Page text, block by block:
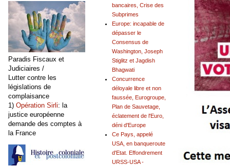
bancaires, Crise des
Subprimes
Europe: incapable de
dépasser le
Consensus de
Washington, Joseph
Stiglitz et Jagdish
Bhagwati
Concurrence
déloyale libre et non
faussée, Eurogroupe,
Plan de Sauvetage,
éclatement de l'Euro,
déni d'Europe
Ce Pays, appelé
USA, en banqueroute
d'Etat. Effondrement
URSS-USA -
Paradis Fiscaux et
Judiciaires /
Lutter contre les
législations de
complaisance
1) Opération Sirli: la
justice européenne
demande des comptes à
la France